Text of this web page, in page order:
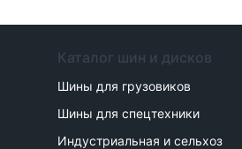
Каталог шин и дисков
Шины для грузовиков
Шины для спецтехники
Индустриальная и сельхоз